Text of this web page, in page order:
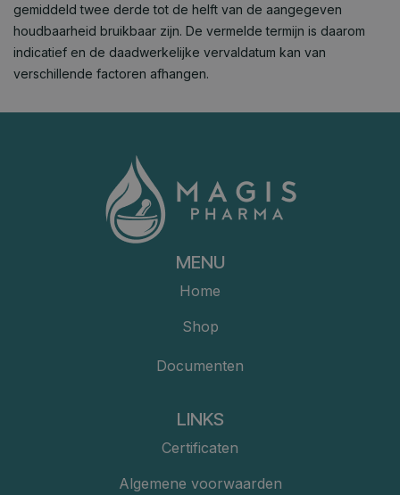
gemiddeld twee derde tot de helft van de aangegeven
houdbaarheid bruikbaar zijn. De vermelde termijn is daarom
indicatief en de daadwerkelijke vervaldatum kan van
verschillende factoren afhangen.
MENU
Home
Shop
Documenten
LINKS
Certificaten
Algemene voorwaarden